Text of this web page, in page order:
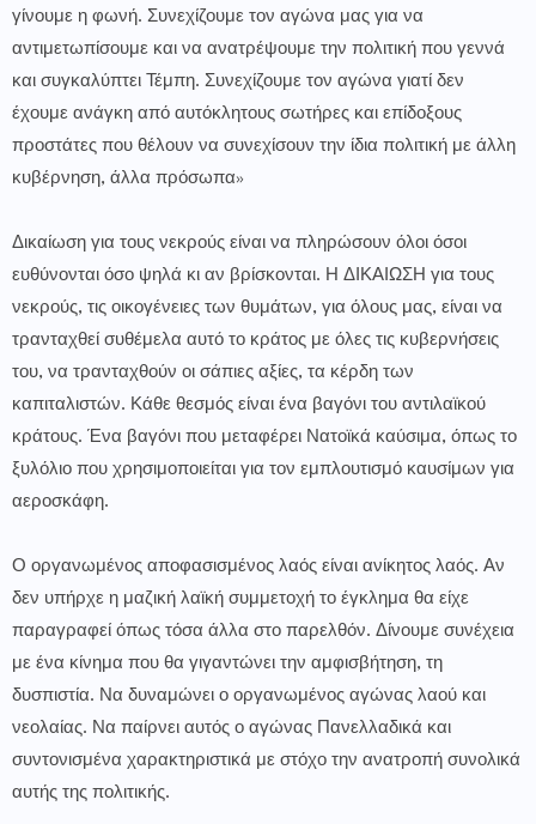
γίνουμε η φωνή. Συνεχίζουμε τον αγώνα μας για να
αντιμετωπίσουμε και να ανατρέψουμε την πολιτική που γεννά
και συγκαλύπτει Τέμπη. Συνεχίζουμε τον αγώνα γιατί δεν
έχουμε ανάγκη από αυτόκλητους σωτήρες και επίδοξους
προστάτες που θέλουν να συνεχίσουν την ίδια πολιτική με άλλη
κυβέρνηση, άλλα πρόσωπα»
Δικαίωση για τους νεκρούς είναι να πληρώσουν όλοι όσοι
ευθύνονται όσο ψηλά κι αν βρίσκονται. Η ΔΙΚΑΙΩΣΗ για τους
νεκρούς, τις οικογένειες των θυμάτων, για όλους μας, είναι να
τρανταχθεί συθέμελα αυτό το κράτος με όλες τις κυβερνήσεις
του, να τρανταχθούν οι σάπιες αξίες, τα κέρδη των
καπιταλιστών. Κάθε θεσμός είναι ένα βαγόνι του αντιλαϊκού
κράτους. Ένα βαγόνι που μεταφέρει Νατοϊκά καύσιμα, όπως το
ξυλόλιο που χρησιμοποιείται για τον εμπλουτισμό καυσίμων για
αεροσκάφη.
Ο οργανωμένος αποφασισμένος λαός είναι ανίκητος λαός. Αν
δεν υπήρχε η μαζική λαϊκή συμμετοχή το έγκλημα θα είχε
παραγραφεί όπως τόσα άλλα στο παρελθόν. Δίνουμε συνέχεια
με ένα κίνημα που θα γιγαντώνει την αμφισβήτηση, τη
δυσπιστία. Να δυναμώνει ο οργανωμένος αγώνας λαού και
νεολαίας. Να παίρνει αυτός ο αγώνας Πανελλαδικά και
συντονισμένα χαρακτηριστικά με στόχο την ανατροπή συνολικά
αυτής της πολιτικής.